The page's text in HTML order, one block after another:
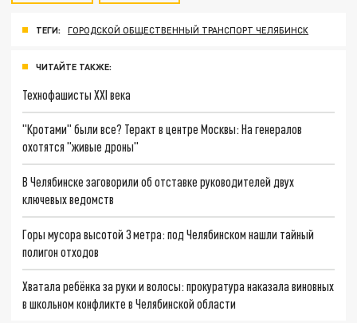
ТЕГИ: ГОРОДСКОЙ ОБЩЕСТВЕННЫЙ ТРАНСПОРТ ЧЕЛЯБИНСК
ЧИТАЙТЕ ТАКЖЕ:
Технофашисты XXI века
"Кротами" были все? Теракт в центре Москвы: На генералов
охотятся "живые дроны"
В Челябинске заговорили об отставке руководителей двух
ключевых ведомств
Горы мусора высотой 3 метра: под Челябинском нашли тайный
полигон отходов
Хватала ребёнка за руки и волосы: прокуратура наказала виновных
в школьном конфликте в Челябинской области